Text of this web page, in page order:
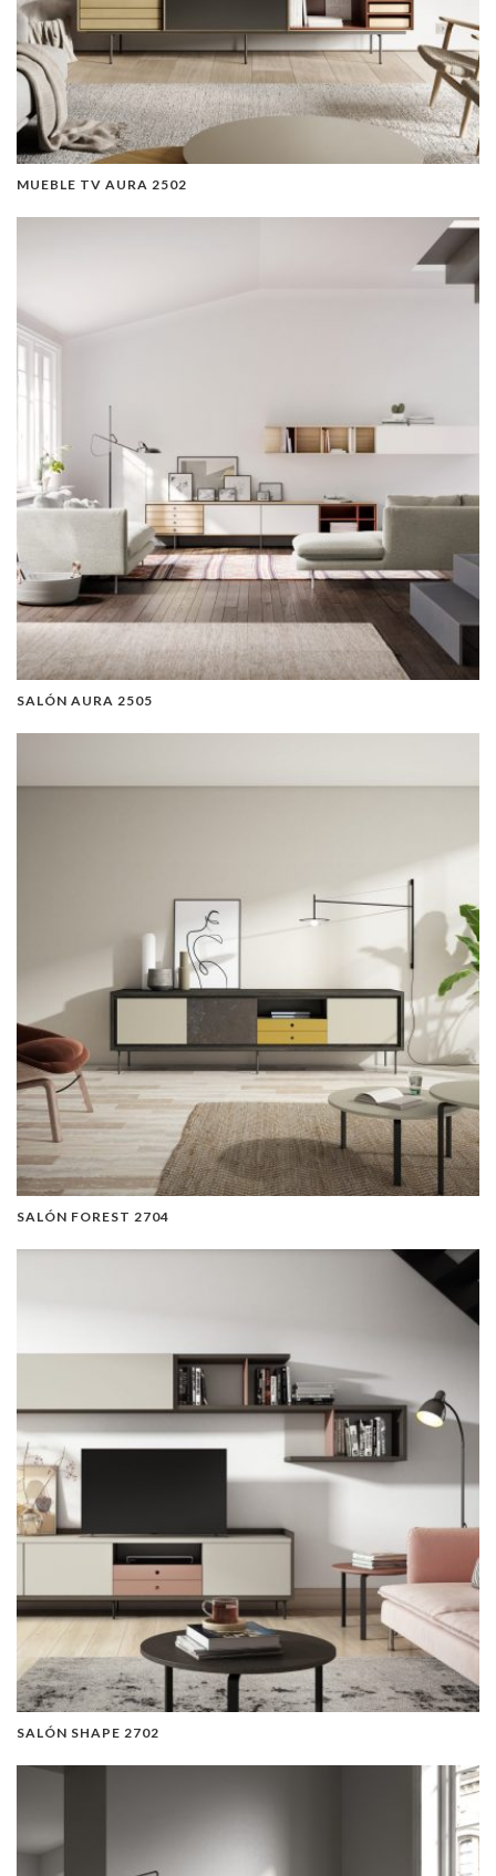
MUEBLE TV AURA 2502
SALÓN AURA 2505
SALÓN FOREST 2704
SALÓN SHAPE 2702